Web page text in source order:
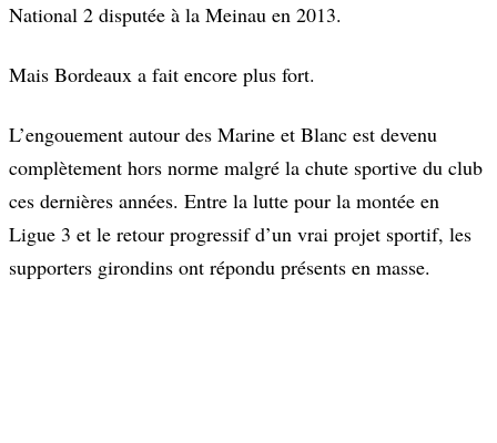
National 2 disputée à la Meinau en 2013.
Mais Bordeaux a fait encore plus fort.
L’engouement autour des Marine et Blanc est devenu
complètement hors norme malgré la chute sportive du club
ces dernières années. Entre la lutte pour la montée en
Ligue 3 et le retour progressif d’un vrai projet sportif, les
supporters girondins ont répondu présents en masse.